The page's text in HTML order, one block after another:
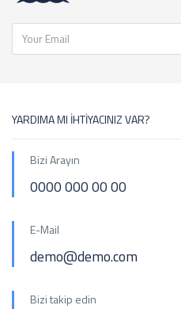
YARDIMA MI İHTİYACINIZ VAR?
Bizi Arayın
0000 000 00 00
E-Mail
demo@demo.com
Bizi takip edin